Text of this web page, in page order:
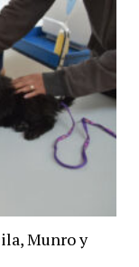
Munro y